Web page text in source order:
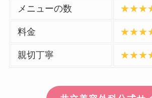
メニューの数
料金
親切丁寧